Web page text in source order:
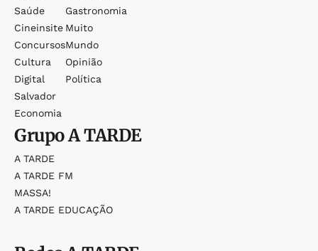
Saúde
Cineinsite
Concursos
Cultura
Digital
Salvador
Economia
Gastronomia
Muito
Mundo
Opinião
Política
GrupoA TARDE
A TARDE
A TARDE FM
MASSA!
A TARDE EDUCAÇÃO